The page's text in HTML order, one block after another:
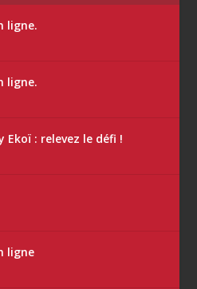
ligne.
ligne.
Ekoï : relevez le défi !
ligne